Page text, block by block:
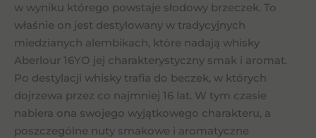
w wyniku którego powstaje słodowy brzeczek. To
właśnie on jest destylowany w tradycyjnych
miedzianych alembikach, które nadają whisky
Aberlour 16YO jej charakterystyczny smak i aromat.
Po destylacji whisky trafia do beczek, w których
dojrzewa przez co najmniej 16 lat. W tym czasie
nabiera ona swojego wyjątkowego charakteru, a
poszczególne nuty smakowe i aromatyczne